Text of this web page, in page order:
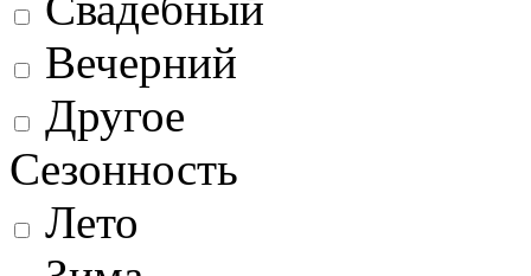
Вечерний
Другое
Сезонность
Лето